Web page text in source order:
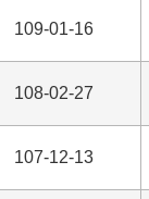
109-01-16
108-02-27
107-12-13